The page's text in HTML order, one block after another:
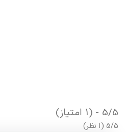
5/5 - (1 امتیاز)
‫5/5 ‫(1 نظر)